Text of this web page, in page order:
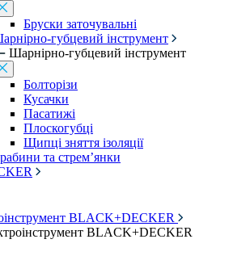
Бруски заточувальні
губцевий інструмент
Шарнірно-губцевий інструмент
Болторізи
Кусачки
Пасатижі
Плоскогубці
Щипці зняття ізоляції
та стрем’янки
BLACK+DECKER
BLACK+DECKER